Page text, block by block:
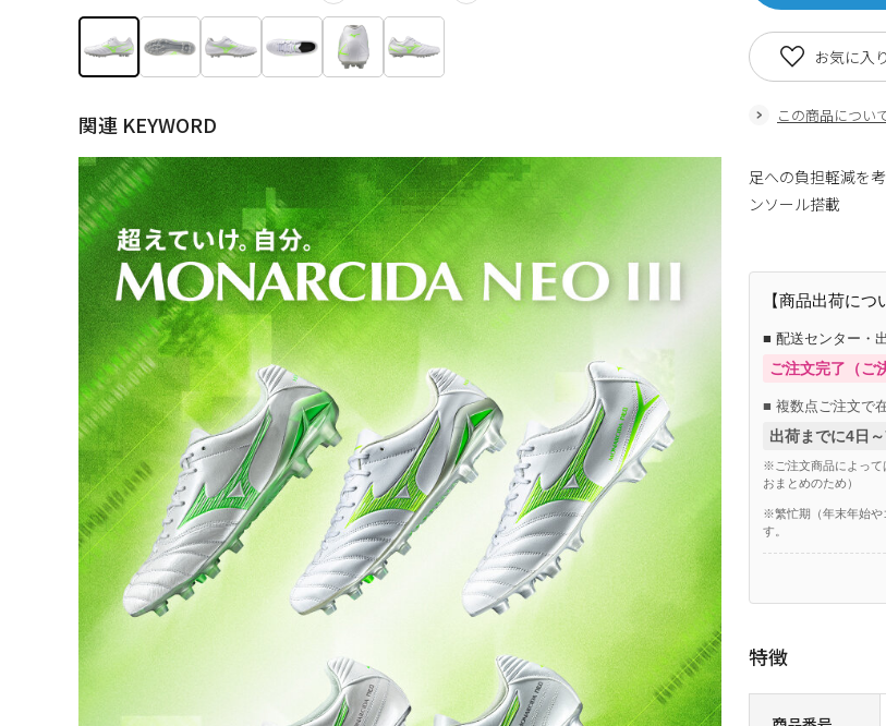
関連 KEYWORD この商品につい
お気に入
足への負担軽減を
ンソール搭載
【商品出荷につ
■ 配送センター・
ご注文完了（ご
■ 複数点ご注文で
出荷までに4日
※ご注文商品によって
おまとめのため）
※繁忙期（年末年始や
す。
特徴